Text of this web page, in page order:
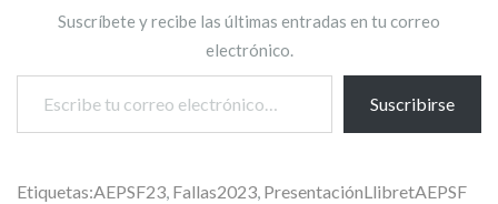
Suscríbete y recibe las últimas entradas en tu correo
electrónico.
Escribe tu correo electrónico…
Suscribirse
Etiquetas:AEPSF23, Fallas2023, PresentaciónLlibretAEPSF